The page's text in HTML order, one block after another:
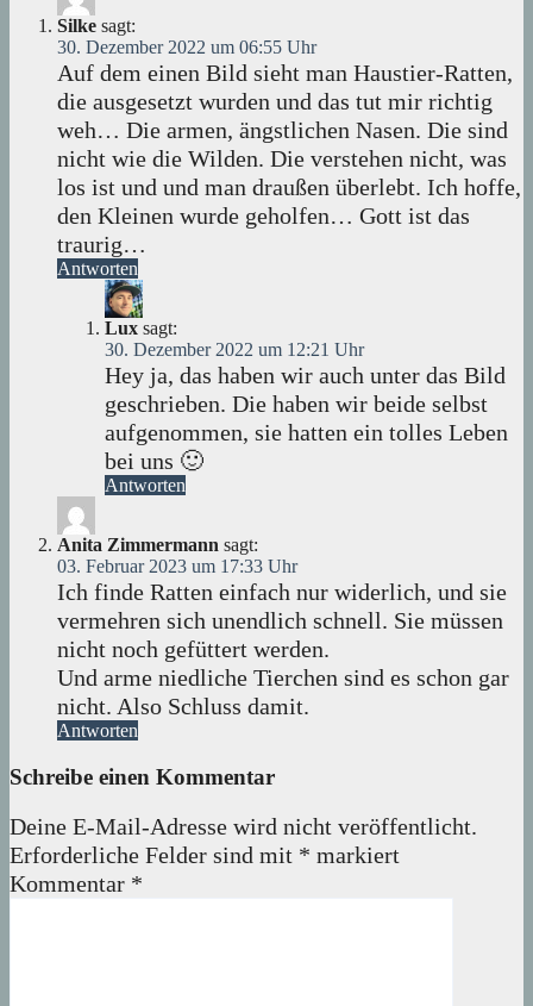
Silke sagt:
30. Dezember 2022 um 06:55 Uhr
Auf dem einen Bild sieht man Haustier-Ratten,
die ausgesetzt wurden und das tut mir richtig
weh… Die armen, ängstlichen Nasen. Die sind
nicht wie die Wilden. Die verstehen nicht, was
los ist und und man draußen überlebt. Ich hoffe,
den Kleinen wurde geholfen… Gott ist das
traurig…
Antworten
Lux sagt:
30. Dezember 2022 um 12:21 Uhr
Hey ja, das haben wir auch unter das Bild
geschrieben. Die haben wir beide selbst
aufgenommen, sie hatten ein tolles Leben
bei uns 🙂
Antworten
Anita Zimmermann sagt:
03. Februar 2023 um 17:33 Uhr
Ich finde Ratten einfach nur widerlich, und sie
vermehren sich unendlich schnell. Sie müssen
nicht noch gefüttert werden.
Und arme niedliche Tierchen sind es schon gar
nicht. Also Schluss damit.
Antworten
Schreibe einen Kommentar
Deine E-Mail-Adresse wird nicht veröffentlicht.
Erforderliche Felder sind mit * markiert
Kommentar *